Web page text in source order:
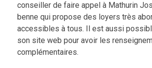
conseiller de faire appel à Mathurin
benne qui propose des loyers très
accessibles à tous. Il est aussi
son site web pour avoir les
complémentaires.